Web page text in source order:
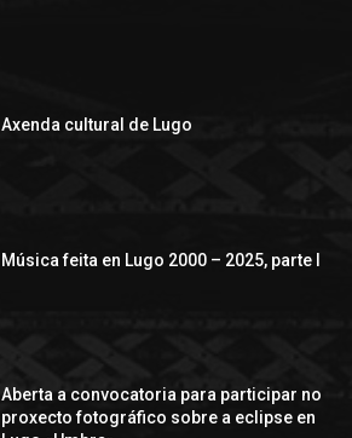
Axenda cultural de Lugo
Música feita en Lugo 2000 – 2025, parte I
Aberta a convocatoria para participar no
proxecto fotográfico sobre a eclipse en